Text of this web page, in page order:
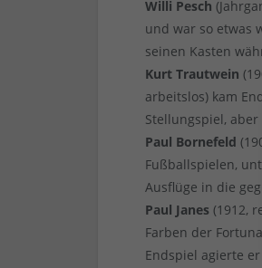
Willi Pesch
und war so etwas
seinen Kasten
Kurt Trautwein
arbeitslos) kam
Stellungspiel,
Paul Bornefeld
Fußballspielen,
Ausflüge in die
Paul Janes (1912,
Farben der
Endspiel agierte er